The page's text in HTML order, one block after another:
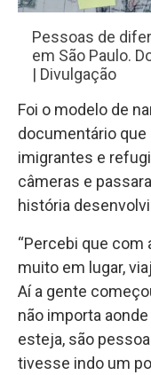
Pessoas de
em São Paulo.
| Divulgação
Foi o modelo de
documentário
imigrantes e
câmeras e
história
“Percebi que com
muito em lugar,
Aí a gente
não importa
esteja, são
tivesse indo um